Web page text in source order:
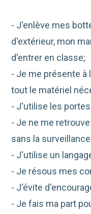
- J'enlève mes
d'extérieur, mon
d'entrer en classe;
- Je me présente à
tout le matériel
- J'utilise les
- Je ne me
sans la
- J'utilise un
- Je résous mes
- J'évite
- Je fais ma part